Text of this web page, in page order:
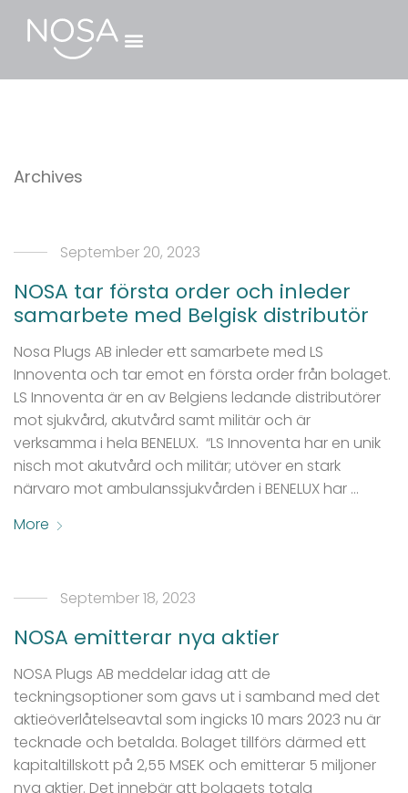
Archives
September 20, 2023
NOSA tar första order och inleder
samarbete med Belgisk distributör
Nosa Plugs AB inleder ett samarbete med LS
Innoventa och tar emot en första order från bolaget.
LS Innoventa är en av Belgiens ledande distributörer
mot sjukvård, akutvård samt militär och är
verksamma i hela BENELUX. “LS Innoventa har en unik
nisch mot akutvård och militär; utöver en stark
närvaro mot ambulanssjukvården i BENELUX har …
More
September 18, 2023
NOSA emitterar nya aktier
NOSA Plugs AB meddelar idag att de
teckningsoptioner som gavs ut i samband med det
aktieöverlåtelseavtal som ingicks 10 mars 2023 nu är
tecknade och betalda. Bolaget tillförs därmed ett
kapitaltillskott på 2,55 MSEK och emitterar 5 miljoner
nya aktier. Det innebär att bolagets totala